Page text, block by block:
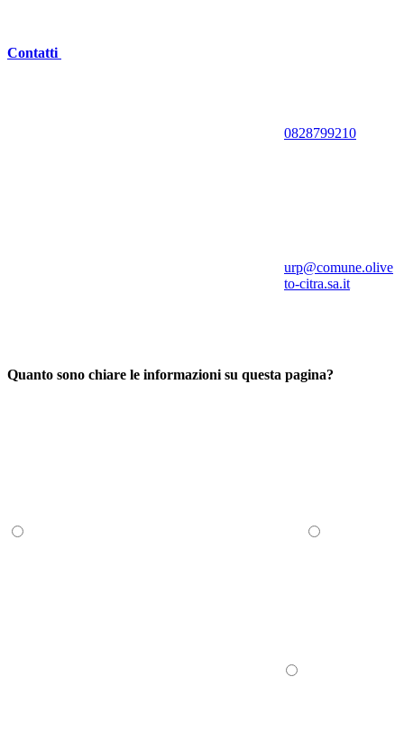
Contatti
0828799210
urp@comune.olive
to-citra.sa.it
Quanto sono chiare le informazioni su questa pagina?